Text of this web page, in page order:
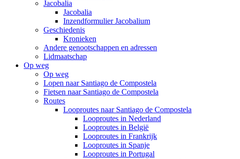
Jacobalia
Jacobalia
Inzendformulier Jacobalium
Geschiedenis
Kronieken
Andere genootschappen en adressen
Lidmaatschap
Op weg
Op weg
Lopen naar Santiago de Compostela
Fietsen naar Santiago de Compostela
Routes
Looproutes naar Santiago de Compostela
Looproutes in Nederland
Looproutes in België
Looproutes in Frankrijk
Looproutes in Spanje
Looproutes in Portugal